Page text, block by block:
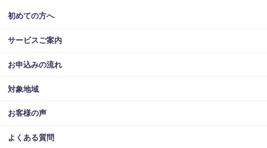
初めての方へ
サービスご案内
お申込みの流れ
対象地域
お客様の声
よくある質問